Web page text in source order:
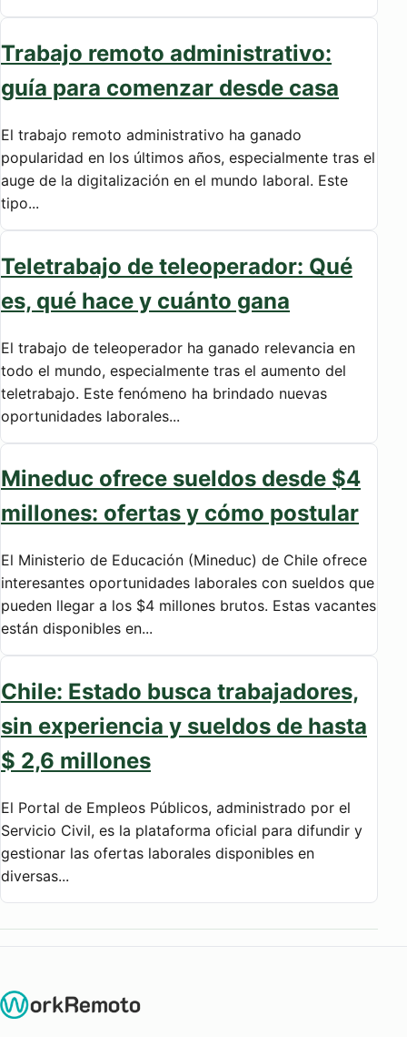
Trabajo remoto administrativo:
guía para comenzar desde casa
El trabajo remoto administrativo ha ganado
popularidad en los últimos años, especialmente tras el
auge de la digitalización en el mundo laboral. Este
tipo...
Teletrabajo de teleoperador: Qué
es, qué hace y cuánto gana
El trabajo de teleoperador ha ganado relevancia en
todo el mundo, especialmente tras el aumento del
teletrabajo. Este fenómeno ha brindado nuevas
oportunidades laborales...
Mineduc ofrece sueldos desde $4
millones: ofertas y cómo postular
El Ministerio de Educación (Mineduc) de Chile ofrece
interesantes oportunidades laborales con sueldos que
pueden llegar a los $4 millones brutos. Estas vacantes
están disponibles en...
Chile: Estado busca trabajadores,
sin experiencia y sueldos de hasta
$ 2,6 millones
El Portal de Empleos Públicos, administrado por el
Servicio Civil, es la plataforma oficial para difundir y
gestionar las ofertas laborales disponibles en
diversas...